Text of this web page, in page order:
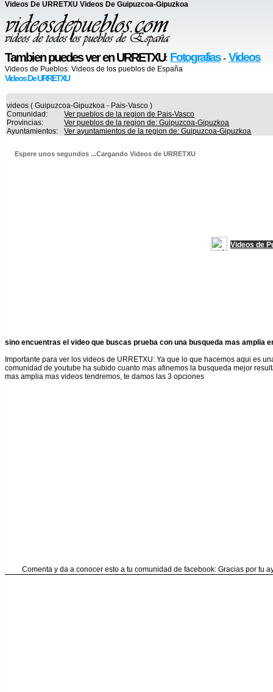
Videos De URRETXU Videos De Guipuzcoa-Gipuzkoa
Tambien puedes ver en URRETXU: Fotografias- Videos
Videos de Pueblos: Videos de los pueblos de España
Videos De URRETXU
videos ( Guipuzcoa-Gipuzkoa - Pais-Vasco )
Comunidad:
Ver pueblos de la region de Pais-Vasco
Provincias:
Ver pueblos de la region de: Guipuzcoa-Gipuzkoa
Ayuntamientos:
Ver ayuntamientos de la region de: Guipuzcoa-Gipuzkoa
Espere unos segundos ...Cargando Videos de URRETXU
Videos de
sino encuentras el video que buscas prueba con una busqueda mas amplia
Importante para ver los videos de URRETXU: Ya que lo que hacemos aqui es
comunidad de youtube ha subido cuanto mas afinemos la busqueda mejor
mas amplia mas videos tendremos, te damos las 3 opciones
Comenta y da a conocer esto a tu comunidad de facebook: Gracias por tu